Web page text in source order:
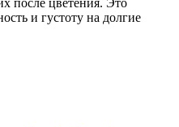
после цветения. Это
и густоту на долгие